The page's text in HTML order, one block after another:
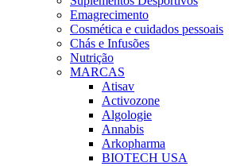
Emagrecimento
Cosmética e cuidados pessoais
Chás e Infusões
Nutrição
MARCAS
Atisav
Activozone
Algologie
Annabis
Arkopharma
BIOTECH USA